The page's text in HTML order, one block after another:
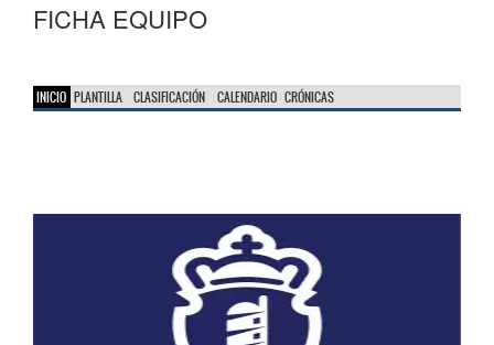
FICHA EQUIPO
INICIO PLANTILLA CLASIFICACIÓN CALENDARIO CRÓNICAS